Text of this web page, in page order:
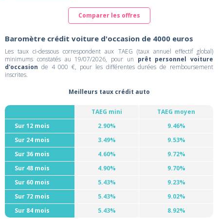
Comparer les offres
Baromètre crédit voiture d'occasion de 4000 euros
Les taux ci-dessous correspondent aux TAEG (taux annuel effectif global)
minimums constatés au 19/07/2026, pour un prêt personnel voiture
d'occasion de 4 000 €, pour les différentes durées de remboursement
inscrites.
Meilleurs taux crédit auto
TAEG mini
TAEG moyen
Sur 12 mois
2.90%
9.46%
Sur 24 mois
3.49%
9.53%
Sur 36 mois
4.60%
9.72%
Sur 48 mois
4.90%
9.70%
Sur 60 mois
5.43%
9.23%
Sur 72 mois
5.43%
9.02%
Sur 84 mois
5.43% 8.92%